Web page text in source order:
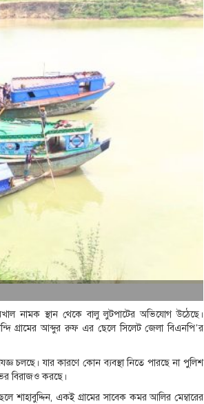
নামক স্থান থেকে বালু লুটপাটের অভিযোগ উঠেছে।
গ্রামের আব্দুর রুফ এর ছেলে সিলেট জেলা বিএনপি’র
চলছে। যার কারণে কোন ব্যবস্থা নিতে পারছে না পুলিশ
বিরাজও করছে।
শাহাবুদ্দিন, একই গ্রামের সাবেক কমর আলির মেম্বারের